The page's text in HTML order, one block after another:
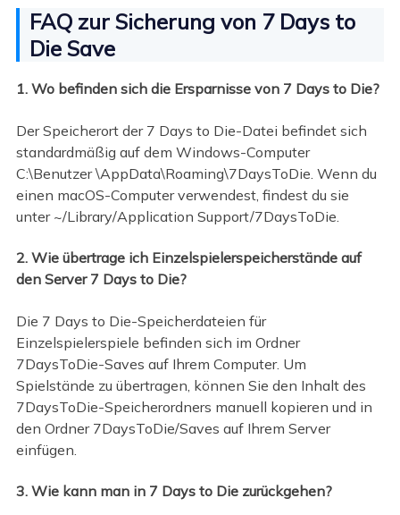
FAQ zur Sicherung von 7 Days to
Die Save
1. Wo befinden sich die Ersparnisse von 7 Days to Die?
Der Speicherort der 7 Days to Die-Datei befindet sich
standardmäßig auf dem Windows-Computer
C:\Benutzer \AppData\Roaming\7DaysToDie. Wenn du
einen macOS-Computer verwendest, findest du sie
unter ~/Library/Application Support/7DaysToDie.
2. Wie übertrage ich Einzelspielerspeicherstände auf
den Server 7 Days to Die?
Die 7 Days to Die-Speicherdateien für
Einzelspielerspiele befinden sich im Ordner
7DaysToDie-Saves auf Ihrem Computer. Um
Spielstände zu übertragen, können Sie den Inhalt des
7DaysToDie-Speicherordners manuell kopieren und in
den Ordner 7DaysToDie/Saves auf Ihrem Server
einfügen.
3. Wie kann man in 7 Days to Die zurückgehen?